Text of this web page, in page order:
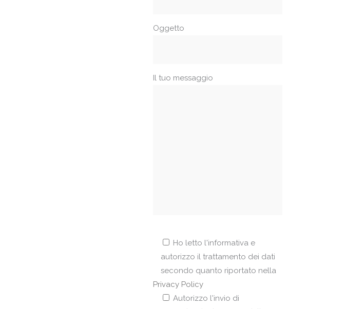
Oggetto
Il tuo messaggio
Ho letto l'informativa e
autorizzo il trattamento dei dati
secondo quanto riportato nella
Privacy Policy
Autorizzo l'invio di